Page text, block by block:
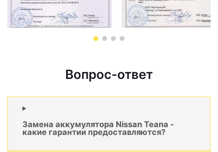
Вопрос-ответ
Замена аккумулятора Nissan Teana -
какие гарантии предоставляются?